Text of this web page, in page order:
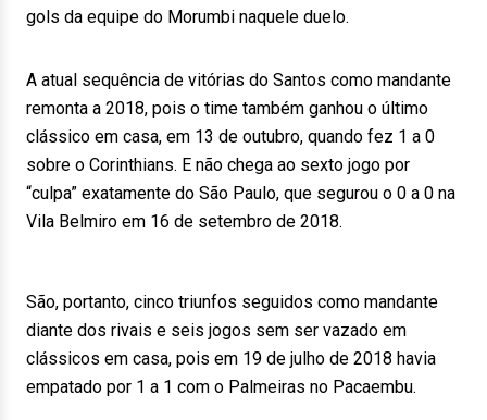
gols da equipe do Morumbi naquele duelo.
A atual sequência de vitórias do Santos como mandante
remonta a 2018, pois o time também ganhou o último
clássico em casa, em 13 de outubro, quando fez 1 a 0
sobre o Corinthians. E não chega ao sexto jogo por
“culpa” exatamente do São Paulo, que segurou o 0 a 0 na
Vila Belmiro em 16 de setembro de 2018.
São, portanto, cinco triunfos seguidos como mandante
diante dos rivais e seis jogos sem ser vazado em
clássicos em casa, pois em 19 de julho de 2018 havia
empatado por 1 a 1 com o Palmeiras no Pacaembu.